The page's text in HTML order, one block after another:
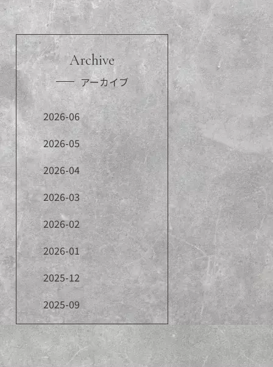
Archive
アーカイブ
2026-06
2026-05
2026-04
2026-03
2026-02
2026-01
2025-12
2025-09